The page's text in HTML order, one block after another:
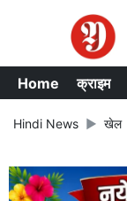
Home क्राइम
Hindi News खेल